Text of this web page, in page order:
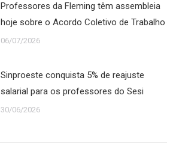
Professores da Fleming têm assembleia
hoje sobre o Acordo Coletivo de Trabalho
06/07/2026
Sinproeste conquista 5% de reajuste
salarial para os professores do Sesi
30/06/2026